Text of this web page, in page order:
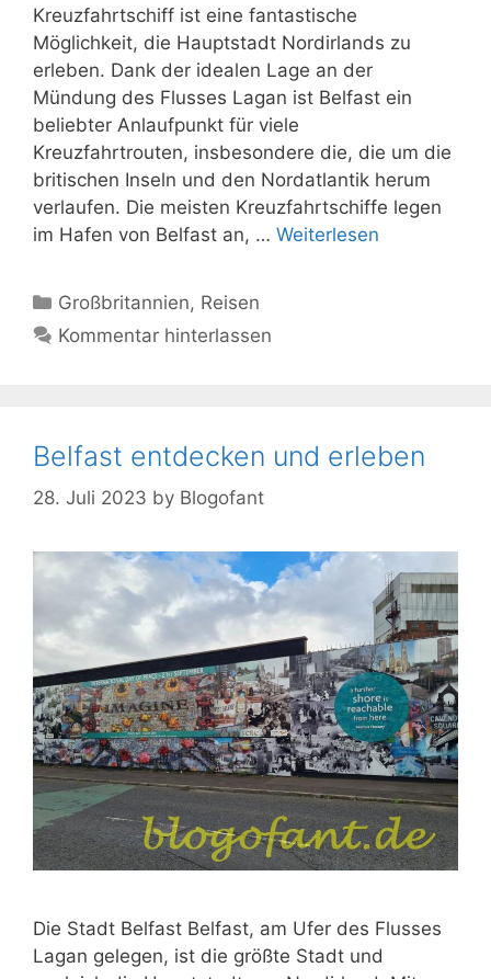
Kreuzfahrtschiff ist eine fantastische
Möglichkeit, die Hauptstadt Nordirlands zu
erleben. Dank der idealen Lage an der
Mündung des Flusses Lagan ist Belfast ein
beliebter Anlaufpunkt für viele
Kreuzfahrtrouten, insbesondere die, die um die
britischen Inseln und den Nordatlantik herum
verlaufen. Die meisten Kreuzfahrtschiffe legen
im Hafen von Belfast an, … Weiterlesen
Kategorien
Großbritannien, Reisen
Kommentar hinterlassen
Belfast entdecken und erleben
28. Juli 2023 by Blogofant
Die Stadt Belfast Belfast, am Ufer des Flusses
Lagan gelegen, ist die größte Stadt und